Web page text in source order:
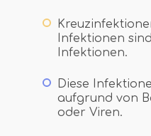
Infektionen
Infektionen.
Diese
aufgrund von
oder Viren.